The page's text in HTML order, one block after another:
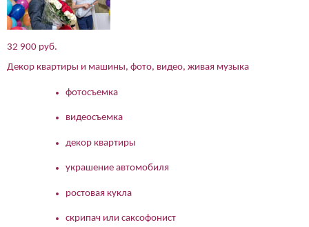
32 900 руб.
Декор квартиры и машины, фото, видео, живая музыка
фотосъемка
видеосъемка
декор квартиры
украшение автомобиля
ростовая кукла
скрипач или саксофонист